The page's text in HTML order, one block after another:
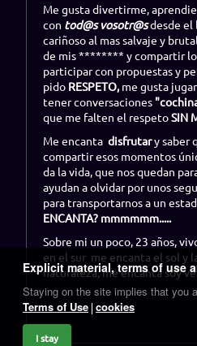
Explicit material, terms of use
Staying on the site implies that you
Terms of Use cookies
I stay
Me gusta divertirme,
con tod@s vosotr@sdesde el
cariñoso al mas salvaje y
de mis ******** y compartir
participar con propuestas y
pido RESPETO, me gusta
tener conversaciones
que me falten el respetoSIN
Me encanta disfrutary saber
compartir esos momentos
da la vida, que nos quedan
ayudan a olvidar por unos
para transportarnos a un
ENCANTA? mmmmmm.....
Sobre mi un poco, 23 años,
en el sur me encanta el sol y
naturaleza, me encanta soy